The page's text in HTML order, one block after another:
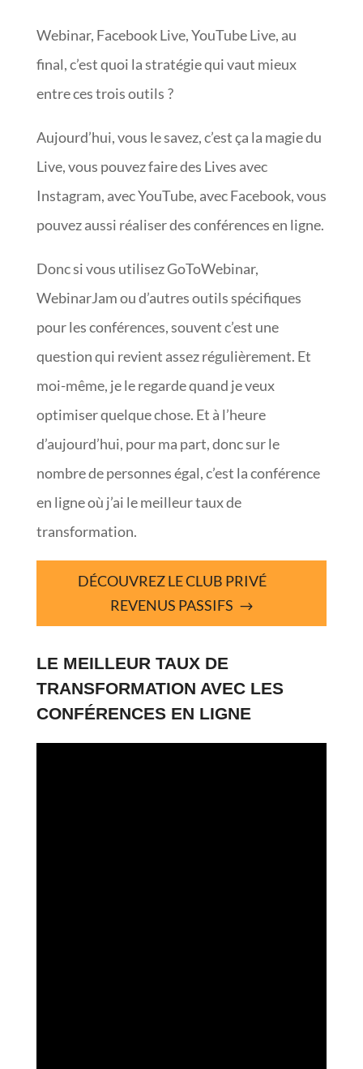
Webinar, Facebook Live, YouTube Live, au
final, c’est quoi la stratégie qui vaut mieux
entre ces trois outils ?
Aujourd’hui, vous le savez, c’est ça la magie du
Live, vous pouvez faire des Lives avec
Instagram, avec YouTube, avec Facebook, vous
pouvez aussi réaliser des conférences en ligne.
Donc si vous utilisez GoToWebinar,
WebinarJam ou d’autres outils spécifiques
pour les conférences, souvent c’est une
question qui revient assez régulièrement. Et
moi-même, je le regarde quand je veux
optimiser quelque chose. Et à l’heure
d’aujourd’hui, pour ma part, donc sur le
nombre de personnes égal, c’est la conférence
en ligne où j’ai le meilleur taux de
transformation.
DÉCOUVREZ LE CLUB PRIVÉ
REVENUS PASSIFS
LE MEILLEUR TAUX DE
TRANSFORMATION AVEC LES
CONFÉRENCES EN LIGNE